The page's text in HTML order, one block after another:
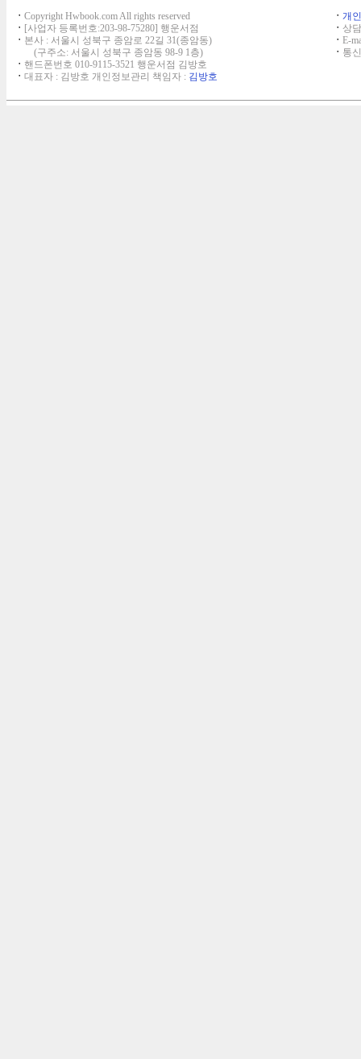
ㆍ Copyright Hwbook.com All rights reserved
ㆍ [사업자 등록번호:203-98-75280] 행운서점
ㆍ 본사 : 서울시 성북구 종암로 22길 31(종암동)
(구주소: 서울시 성북구 종암동 98-9 1층)
ㆍ 핸드폰번호 010-9115-3521 행운서점 김방호
ㆍ 대표자 : 김방호 개인정보관리 책임자 : 김방호
ㆍ 개
ㆍ 상
ㆍ E-
ㆍ 통